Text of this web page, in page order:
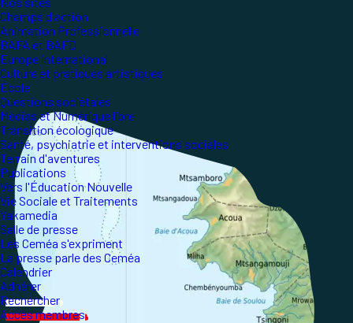
Champs d'action
Animation Professionnelle
BAFA et BAFD
Europe international
Culture et pratiques artistiques
École
Questions sociétales
Médias et Numérique libre
Transition écologique
Santé, psychiatrie et interventions sociales
Terrain d'aventures
Publications
Vers l'Éducation Nouvelle
Vie Sociale et Traitements
Yakamedia
Salle de presse
Les Ceméa s'expriment
La presse parle des Ceméa
Calendrier
Adhérer
Rechercher
Accès membres